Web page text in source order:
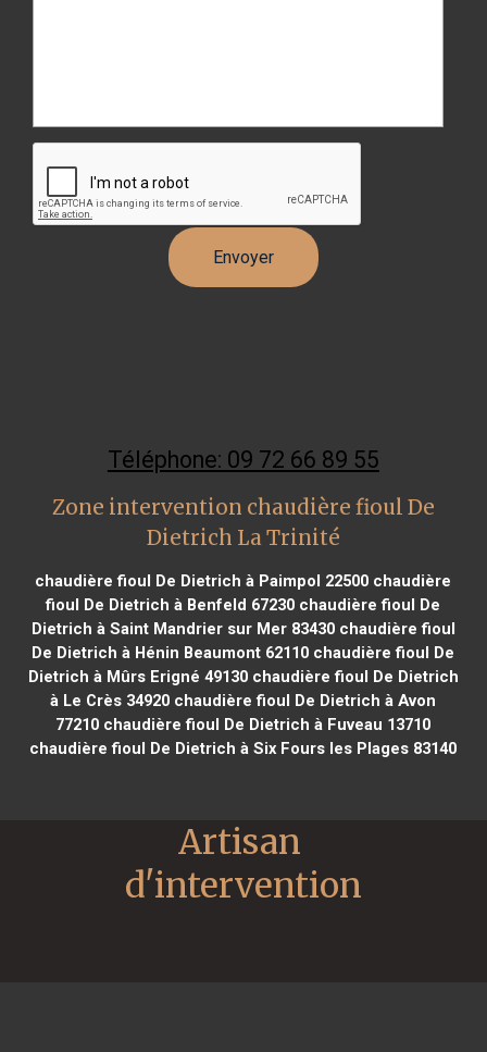
Téléphone: 09 72 66 89 55
Zone intervention chaudière fioul De
Dietrich La Trinité
chaudière fioul De Dietrich à Paimpol 22500 chaudière
fioul De Dietrich à Benfeld 67230 chaudière fioul De
Dietrich à Saint Mandrier sur Mer 83430chaudière fioul
De Dietrich à Hénin Beaumont 62110 chaudière fioul De
Dietrich à Mûrs Erigné 49130chaudière fioul De Dietrich
à Le Crès 34920 chaudière fioul De Dietrich à Avon
77210 chaudière fioul De Dietrich à Fuveau 13710
chaudière fioul De Dietrich à Six Fours les Plages 83140
Artisan
d'intervention